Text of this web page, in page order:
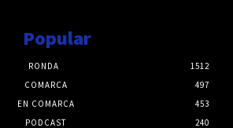
Popular
RONDA
1512
COMARCA
497
EN COMARCA
453
PODCAST
240